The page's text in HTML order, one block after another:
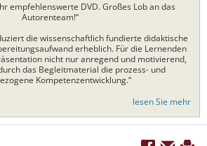
empfehlenswerte DVD. Großes Lob an das
Autorenteam!“
die wissenschaftlich fundierte didaktische
erheblich. Für die Lernenden
nicht nur anregend und motivierend,
das Begleitmaterial die prozess- und
Kompetenzentwicklung.“
lesen Sie mehr